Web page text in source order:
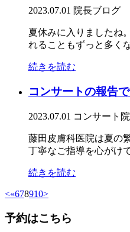
2023.07.01 院長ブログ
夏休みに入りましたね
れることもずっと多く
続きを読む
コンサートの報告で
2023.07.01 コンサート
藤田皮膚科医院は夏の
丁寧なご指導を心がけ
続きを読む
<«678910>
予約はこちら